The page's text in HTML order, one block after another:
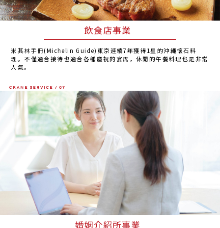
飲食店事業
米其林手冊(Michelin Guide)東京連續7年獲得1星的沖繩懷石料
理。不僅適合接待也適合各種慶祝的宴席，休閒的午餐料理也是非常
人氣。
CRANE SERVICE / 07
婚姻介紹所事業